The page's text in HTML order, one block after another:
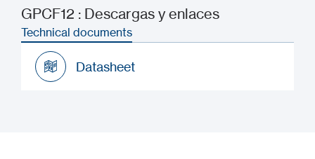
GPCF12 : Descargas y enlaces
Technical documents
Datasheet